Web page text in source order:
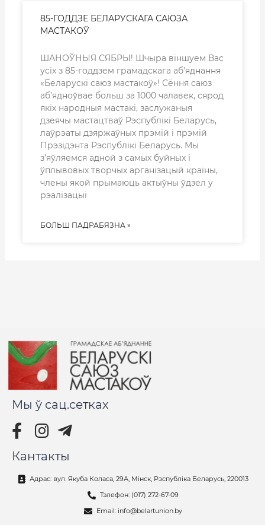
85-ГОДДЗЕ БЕЛАРУСКАГА САЮЗА
МАСТАКОЎ
ШАНОЎНЫЯ СЯБРЫ! Шчыра віншуем Вас
усіх з 85-годдзем грамадскага аб’яднання
«Беларускі саюз мастакоў»! Сёння саюз
аб’ядноўвае больш за 1000 чалавек, сярод
якіх народныя мастакі, заслужаныя
дзеячы мастацтваў Рэспублікі Беларусь,
лаўрэаты дзяржаўных прэмій і прэмій
Прэзідэнта Рэспублікі Беларусь. Мы
з’яўляемся адной з самых буйных і
ўплывовых творчых арганізацый краіны,
члены якой прымаюць актыўны ўдзел у
рэалізацыі
БОЛЬШ ПАДРАБЯЗНА »
Мы ў сац.сетках
Кантакты
Адрас: вул. Якуба Коласа, 29А, Мінск, Рэспубліка Беларусь, 220013
Тэлефон: (017) 272-67-09
Email: info@belartunion.by